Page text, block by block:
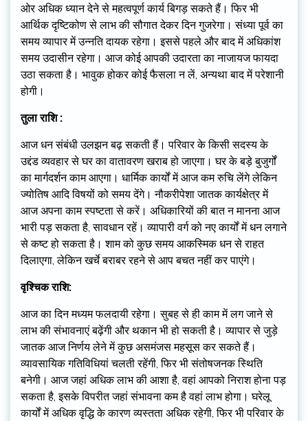
ओर अधिक ध्यान देने से महत्वपूर्ण कार्य बिगड़ सकते हैं। फिर भी
आर्थिक दृष्टिकोण से लाभ की सौगात देकर दिन गुजरेगा। संध्या पूर्व का
समय व्यापार में उन्नति दायक रहेगा। इससे पहले और बाद में अधिकांश
समय उदासीन रहेगा। आज कोई आपकी उदारता का नाजायज फायदा
उठा सकता है। भावुक होकर कोई फैसला न लें, अन्यथा बाद में परेशानी
होगी।
तुला राशि :
आज धन संबंधी उलझन बढ़ सकती हैं। परिवार के किसी सदस्य के
उद्दंड व्यवहार से घर का वातावरण खराब हो जाएगा। घर के बड़े बुजुर्गों
का मार्गदर्शन काम आएगा। धार्मिक कार्यों में आज कम रुचि लेंगे लेकिन
ज्योतिष आदि विषयों को समय देंगे। नौकरीपेशा जातक कार्यक्षेत्र में
आज अपना काम स्पष्टता से करें। अधिकारियों की बात न मानना आज
भारी पड़ सकता है, सावधान रहें। व्यापारी वर्ग को नए कार्यों में धन लगाने
से कष्ट हो सकता है। शाम को कुछ समय आकस्मिक धन से राहत
दिलाएगा, लेकिन खर्चे बराबर रहने से आप बचत नहीं कर पाएंगे।
वृश्चिक राशि:
आज का दिन मध्यम फलदायी रहेगा। सुबह से ही काम में लग जाने से
लाभ की संभावनाएं बढ़ेंगी और थकान भी हो सकती है। व्यापार से जुड़े
जातक आज निर्णय लेने में कुछ असमंजस महसूस कर सकते हैं।
व्यावसायिक गतिविधियां चलती रहेंगी, फिर भी संतोषजनक स्थिति
बनेगी। आज जहां अधिक लाभ की आशा है, वहां आपको निराश होना पड़
सकता है, इसके विपरीत जहां संभावना कम है वहां लाभ होगा। घरेलू
कार्यों में अधिक वृद्धि के कारण व्यस्तता अधिक रहेगी, फिर भी परिवार के